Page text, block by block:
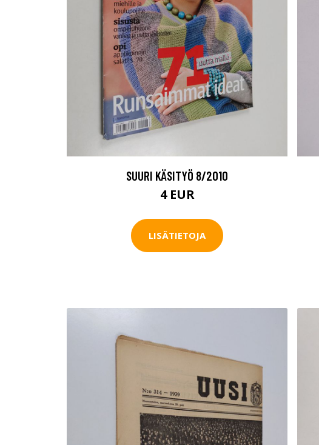
SUURI KÄSITYÖ 8/2010
4 EUR
LISÄTIETOJA